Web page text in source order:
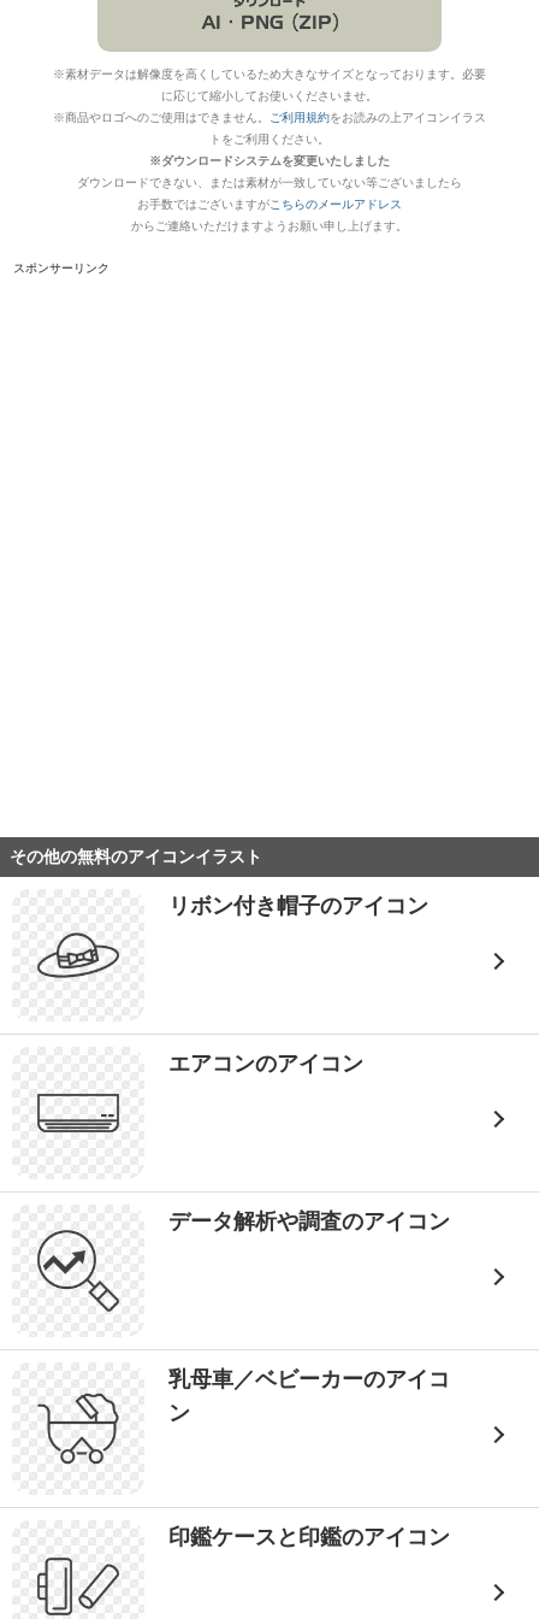
※素材データは解像度を高くしているため大きなサイズとなっております。必要
に応じて縮小してお使いくださいませ。
※商品やロゴへのご使用はできません。
ご利用規約をお読みの上アイコンイラス
トをご利用ください。
※ダウンロードシステムを変更いたしました
ダウンロードできない、または素材が一致していない等ございましたら
お手数ではございますがこちらのメールアドレス
からご連絡いただけますようお願い申し上げます。
スポンサーリンク
その他の無料のアイコンイラスト
リボン付き帽子のアイコン
エアコンのアイコン
データ解析や調査のアイコン
乳母車／ベビーカーのアイコ
ン
印鑑ケースと印鑑のアイコン